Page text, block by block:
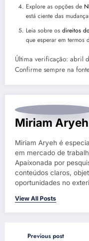
Explore as opções de
está ciente das
Leia sobre os direitos
que esperar em termos
Última verificação: abril
Confirme sempre na
Miriam Aryeh
Miriam Aryeh é
em mercado de
Apaixonada por
conteúdos claros,
oportunidades no
View All Posts
Previous post